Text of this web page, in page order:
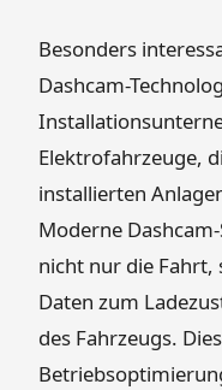
Besonders
Dashcam-
Elektrofahrzeuge,
installierten
Moderne
nicht nur die
Daten zum
des Fahrzeugs.